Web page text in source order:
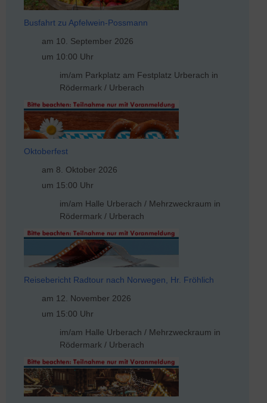
Busfahrt zu Apfelwein-Possmann
am 10. September 2026
um 10:00 Uhr
im/am Parkplatz am Festplatz Urberach in
Rödermark / Urberach
Oktoberfest
am 8. Oktober 2026
um 15:00 Uhr
im/am Halle Urberach / Mehrzweckraum in
Rödermark / Urberach
Reisebericht Radtour nach Norwegen, Hr. Fröhlich
am 12. November 2026
um 15:00 Uhr
im/am Halle Urberach / Mehrzweckraum in
Rödermark / Urberach